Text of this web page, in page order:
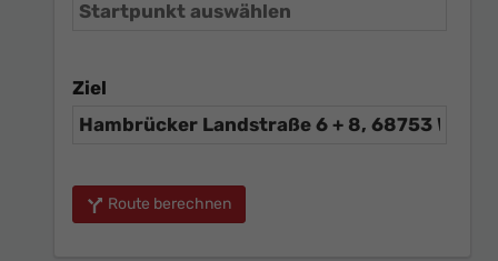
Ziel
Route berechnen